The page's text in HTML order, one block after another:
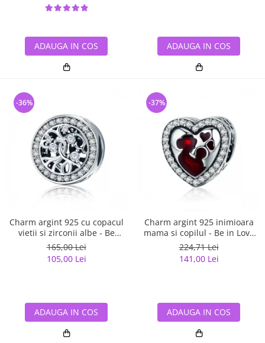
ADAUGA IN COS ADAUGA IN COS
Charm argint 925 cu copacul
vietii si zirconii albe - Be
Nature PST0120
165,00 Lei
105,00 Lei
-36%
ADAUGA IN COS
Charm argint 925 inimioara
mama si copilul - Be in Love
PST0122
224,71 Lei
141,00 Lei
-37%
ADAUGA IN COS